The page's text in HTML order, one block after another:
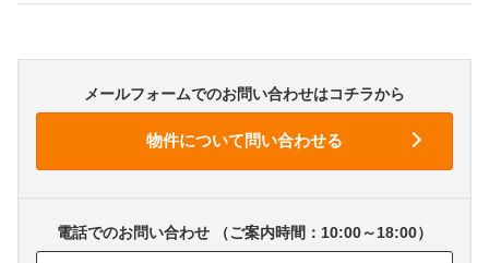
メールフォームでのお問い合わせはコチラから
電話でのお問い合わせ （ご案内時間：10:00～18:00）